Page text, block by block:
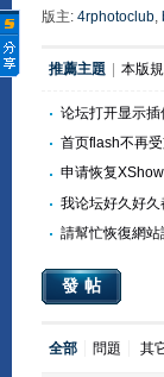
版主: 4rphotoclub,
推薦主題 本版規
论坛打开显示
复？首页flash不再
申请恢复
我论坛好久好
請幫忙恢復網站
發帖
全部 問題 其